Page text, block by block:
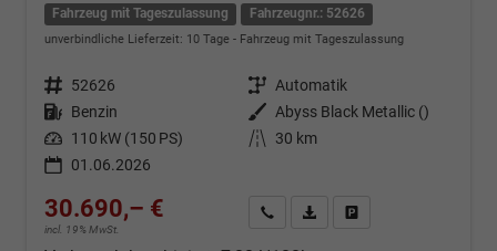
Fahrzeug mit Tageszulassung Fahrzeugnr.: 52626
unverbindliche Lieferzeit: 10 Tage Fahrzeug mit Tageszulassung
Fahrzeugnr. 52626 Getriebe Automatik
Kraftstoff Benzin Außenfarbe Abyss Black Metallic ()
Leistung 110 kW (150 PS) Kilometerstand
30 km
01.06.2026
30.690,– €
incl. 19% MwSt.
Kontakt & Angebot anfordern
PDF-Datei, Fahrzeugexposé